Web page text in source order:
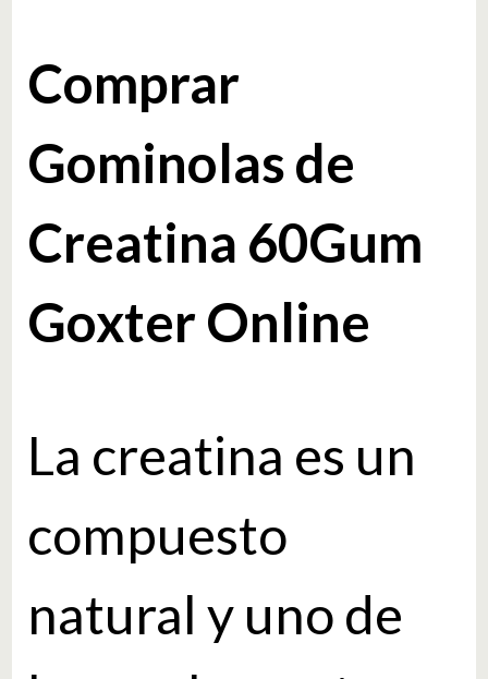
Comprar
Gominolas de
Creatina 60Gum
Goxter Online
La creatina es un
compuesto
natural y uno de